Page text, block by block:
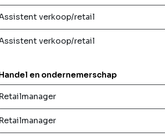
verkoop/retail
verkoop/retail
en ondernemerschap
Retailmanager
Retailmanager